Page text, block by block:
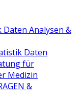
Analysen &
Daten
für
Medizin
&